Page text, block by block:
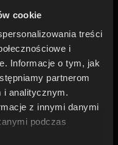
cookie
treści
i
Informacje o tym, jak
partnerom
i analitycznym.
z innymi danymi
podczas
salony
firmie
sklepu
prywatności